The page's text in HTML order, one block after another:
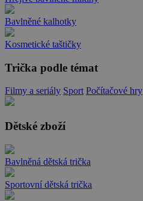
Bavlněné kalhotky
Kosmetické taštičky
Trička podle témat
Filmy a seriály Sport Počítačové hry
Dětské zboží
Bavlněná dětská trička
Sportovní dětská trička